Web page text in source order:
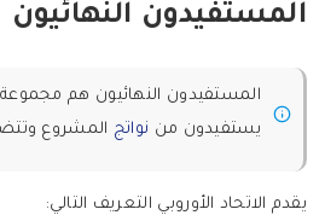
المستفيدون النهائيون
المستفيدون النهائيون هم مجموعة
يستفيدون من نواتج المشروع
يقدم الاتحاد الأوروبي التعريف التالي: